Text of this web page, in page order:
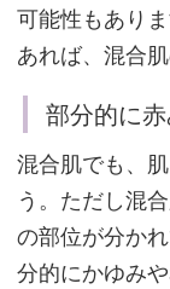
開
き
気
に
な
る
可能性もあり
あれば、混合
部分的に
混合肌でも、
う。ただし混
の部位が分か
分的にかゆみ